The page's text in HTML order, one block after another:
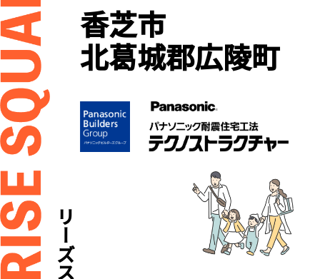
香芝市
北葛城郡広陵町